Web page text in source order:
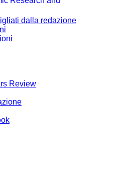
dalla redazione
Review